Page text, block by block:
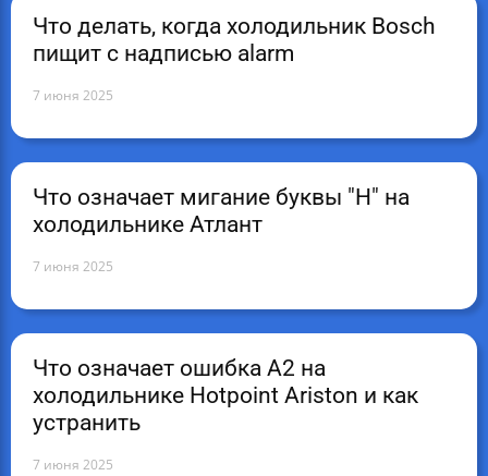
Что делать, когда холодильник Bosch
пищит с надписью alarm
7 июня 2025
Что означает мигание буквы "Н" на
холодильнике Атлант
7 июня 2025
Что означает ошибка А2 на
холодильнике Hotpoint Ariston и как
устранить
7 июня 2025